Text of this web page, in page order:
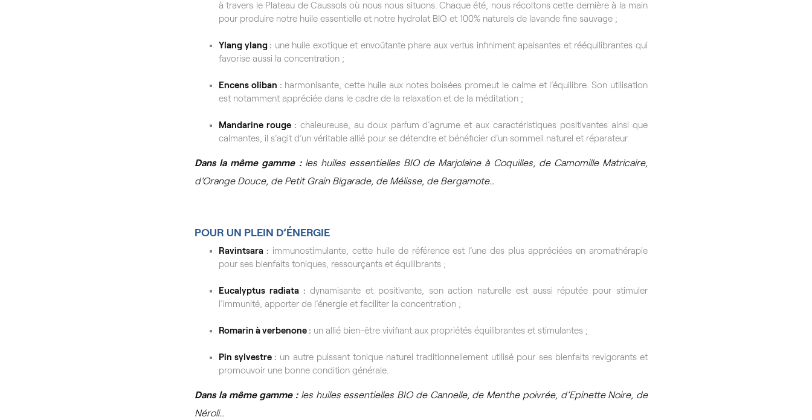
à travers le Plateau de Caussols où nous nous situons. Chaque été, nous récoltons cette dernière à la main
pour produire notre huile essentielle et notre hydrolat BIO et 100% naturels de lavande fine sauvage ;
Ylang ylang: une huile exotique et envoûtante phare aux vertus infiniment apaisantes et rééquilibrantes qui
favorise aussi la concentration ;
Encens oliban : harmonisante, cette huile aux notes boisées promeut le calme et l’équilibre. Son utilisation
est notamment appréciée dans le cadre de la relaxation et de la méditation ;
Mandarine rouge: chaleureuse, au doux parfum d’agrume et aux caractéristiques positivantes ainsi que
calmantes, il s’agit d’un véritable allié pour se détendre et bénéficier d’un sommeil naturel et réparateur.
Dans la même gamme :les huiles essentielles BIO de Marjolaine à Coquilles, de Camomille Matricaire,
d’Orange Douce, de Petit Grain Bigarade, de Mélisse, de Bergamote…
POUR UN PLEIN D’ÉNERGIE
Ravintsara : immunostimulante, cette huile de référence est l’une des plus appréciées en aromathérapie
pour ses bienfaits toniques, ressourçants et équilibrants ;
Eucalyptus radiata: dynamisante et positivante, son action naturelle est aussi réputée pour stimuler
l’immunité, apporter de l’énergie et faciliter la concentration ;
Romarin à verbenone : un allié bien-être vivifiant aux propriétés équilibrantes et stimulantes ;
Pin sylvestre : un autre puissant tonique naturel traditionnellement utilisé pour ses bienfaits revigorants et
promouvoir une bonne condition générale.
Dans la même gamme :les huiles essentielles BIO de Cannelle, de Menthe poivrée, d’Epinette Noire, de
Néroli…